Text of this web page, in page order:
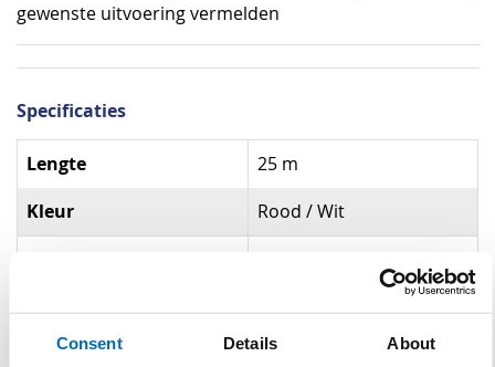
Consent Details About
gewenste uitvoering vermelden
Specificaties
Specificaties
Lengte 25 m
Kleur Rood / Wit
Reflectieklasse R1 (klasse 1)